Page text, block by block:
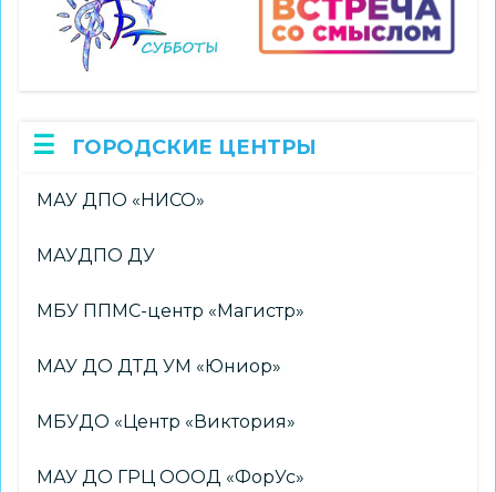
ГОРОДСКИЕ ЦЕНТРЫ
МАУ ДПО «НИСО»
МАУДПО ДУ
МБУ ППМС-центр «Магистр»
МАУ ДО ДТД УМ «Юниор»
МБУДО «Центр «Виктория»
МАУ ДО ГРЦ ОООД «ФорУс»